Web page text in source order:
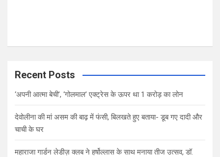
Recent Posts
‘अपनी आत्मा बेची’, ‘गोलमाल’ एक्ट्रेस के ऊपर था 1 करोड़ का लोन
देवोलीना की मां असम की बाढ़ में फंसी, बिलखते हुए बताया- डूब गए दादी और
चाची के घर
महाराजा गार्डन लेडीज़ क्लब ने हर्षोल्लास के साथ मनाया तीज उत्सव, डॉ.